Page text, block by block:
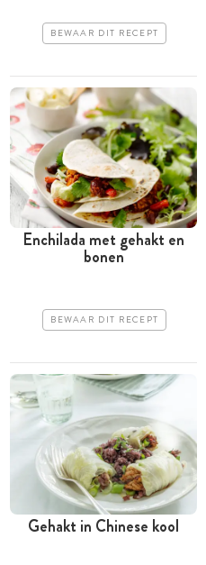
BEWAAR DIT RECEPT
Enchilada met gehakt en
bonen
BEWAAR DIT RECEPT
Gehakt in Chinese kool